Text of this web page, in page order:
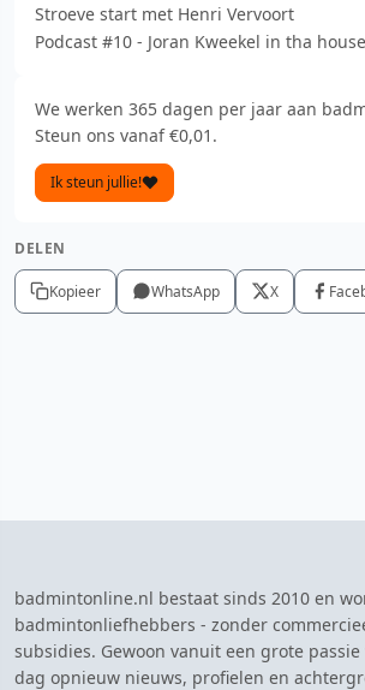
Stroeve start met Henri Vervoort
Podcast #10 - Joran Kweekel in tha house
We werken 365 dagen per jaar aan
Steun ons vanaf €0,01.
Ik steun jullie!
DELEN
Kopieer WhatsApp X
badmintonline.nl bestaat sinds 2010 en
badmintonliefhebbers - zonder
subsidies. Gewoon vanuit een grote
dag opnieuw nieuws, profielen en